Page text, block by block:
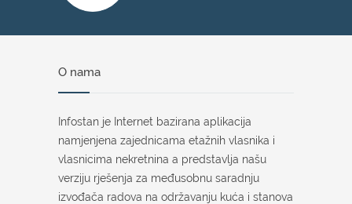
O nama
Infostan je Internet bazirana aplikacija
namjenjena zajednicama etažnih vlasnika i
vlasnicima nekretnina a predstavlja našu
verziju rješenja za međusobnu saradnju
izvođača radova na održavanju kuća i stanova